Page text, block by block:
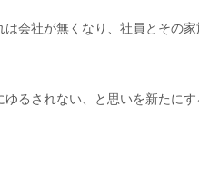
会社が無くなり、社員とその
るされない、と思いを新たにす